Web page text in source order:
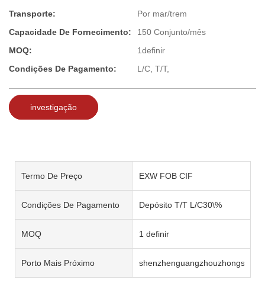
Transporte:
Por mar/trem
Capacidade De Fornecimento:
150 Conjunto/mês
MOQ:
1definir
Condições De Pagamento:
L/C, T/T,
investigação
Termo De Preço EXW FOB CIF
Condições De Pagamento Depósito T/T L/C30\%
MOQ 1 definir
Porto Mais Próximo shenzhenguangzhouzhongshan